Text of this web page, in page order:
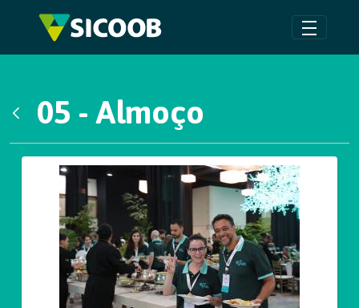
Pular para o Conteúdo principal
05 - Almoço
Galeria de Mídias